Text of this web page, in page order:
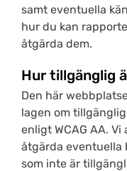
samt eventuella
hur du kan
åtgärda dem.
Hur tillgänglig
Den här
lagen om
enligt WCAG AA.
åtgärda eventuella
som inte är